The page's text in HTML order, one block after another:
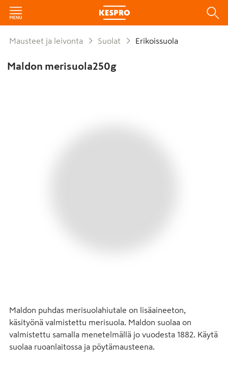
Mausteet ja leivonta Suolat Erikoissuola
Maldon merisuola250g
Maldon puhdas merisuolahiutale on lisäaineeton,
käsityönä valmistettu merisuola. Maldon suolaa on
valmistettu samalla menetelmällä jo vuodesta 1882. Käytä
suolaa ruoanlaitossa ja pöytämausteena.